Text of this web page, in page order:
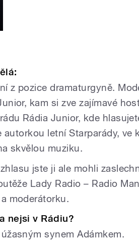
z pozice dramaturgyně.
kam si zve zajímavé
Rádia Junior, kde
letní Starparády, ve
skvělou muziku.
jste ji ale mohli
Lady Radio – Radio
moderátorku.
nejsi v Rádiu?
synem Adámkem.